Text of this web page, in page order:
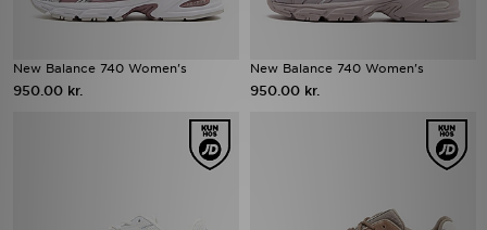
New Balance 740 Women's
950.00 kr.
New Balance 740 Women's
950.00 kr.